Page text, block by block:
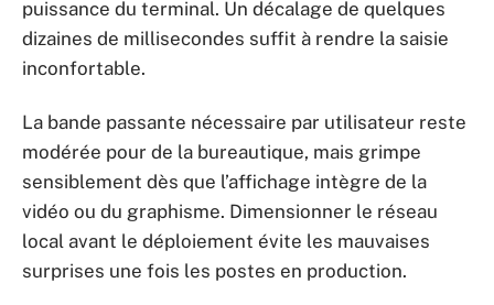
puissance du terminal. Un décalage de quelques
dizaines de millisecondes suffit à rendre la saisie
inconfortable.
La bande passante nécessaire par utilisateur reste
modérée pour de la bureautique, mais grimpe
sensiblement dès que l’affichage intègre de la
vidéo ou du graphisme. Dimensionner le réseau
local avant le déploiement évite les mauvaises
surprises une fois les postes en production.